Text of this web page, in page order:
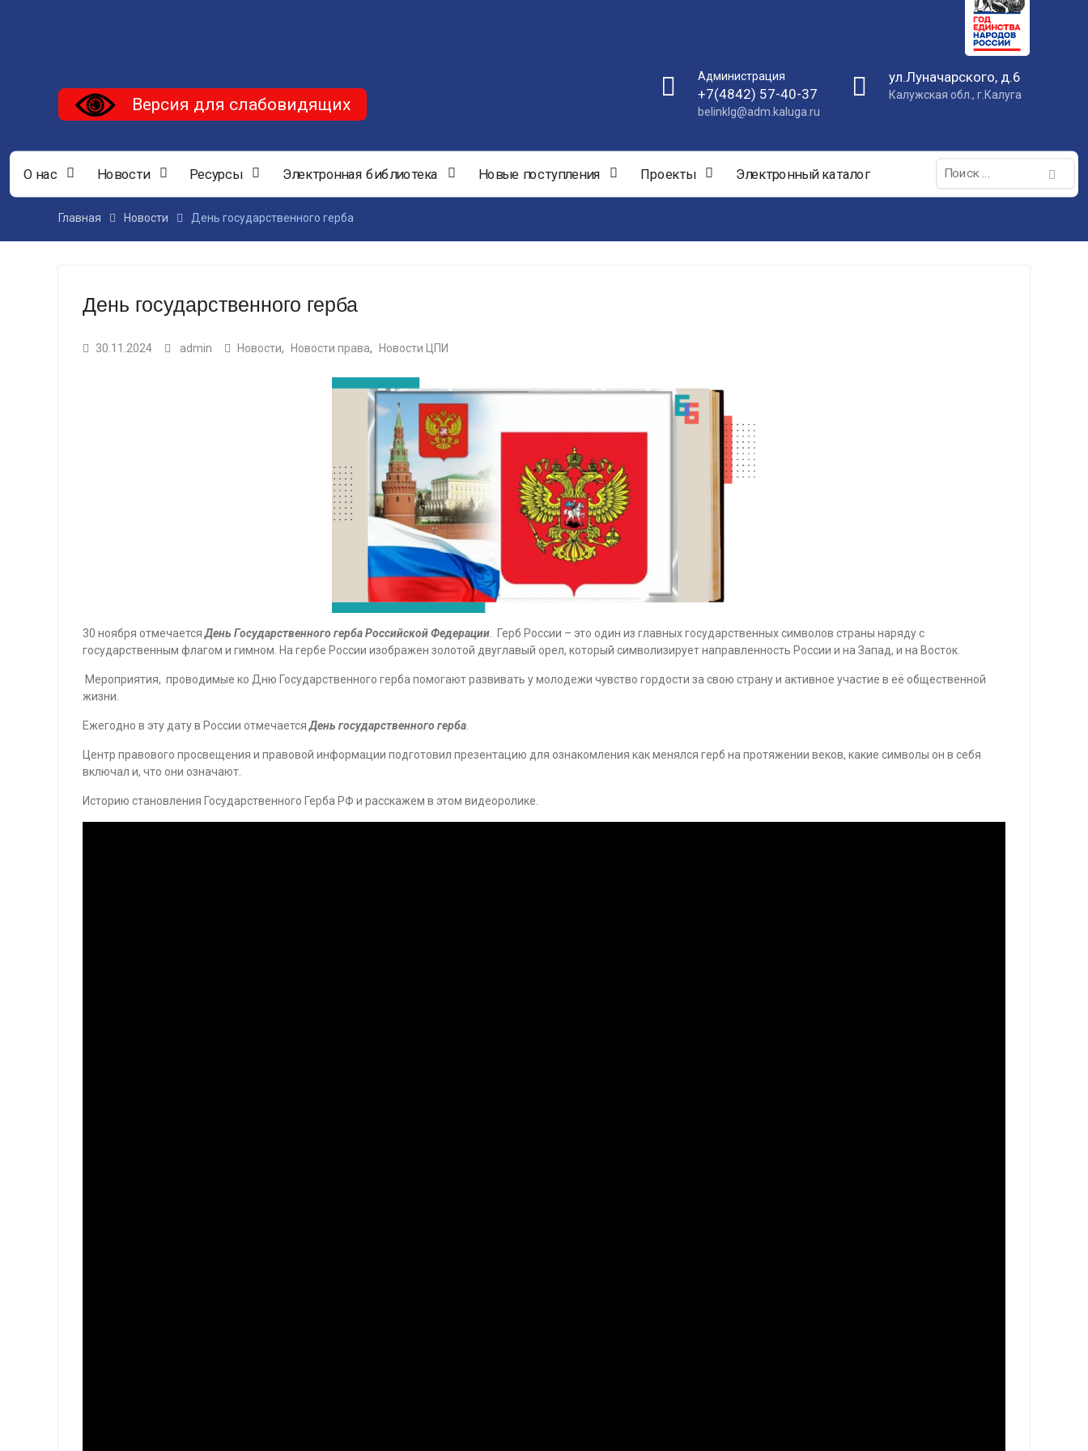
Администрация
+7(4842) 57-40-37
belinklg@adm.kaluga.ru
ул.Луначарского, д.6
Калужская обл., г.Калуга
Версия для слабовидящих
О нас Новости Ресурсы Электронная библиотека Новые поступления Проекты Электронный каталог
Поиск:
Главная Новости День государственного герба
День государственного герба
30.11.2024 admin Новости, Новости права, Новости ЦПИ
30 ноября отмечаетсяДень Государственного герба Российской Федерации . Герб России – это один из главных государственных символов страны наряду с
государственным флагом и гимном. На гербе России изображен золотой двуглавый орел, который символизирует направленность России и на Запад, и на Восток.
Мероприятия, проводимые ко Дню Государственного герба помогают развивать у молодежи чувство гордости за свою страну и активное участие в её общественной
жизни.
Ежегодно в эту дату в России отмечаетсяДень государственного герба
Центр правового просвещения и правовой информации подготовил презентацию для ознакомления как менялся герб на протяжении веков, какие символы он в себя
включал и, что они означают.
Историю становления Государственного Герба РФ и расскажем в этом видеоролике.